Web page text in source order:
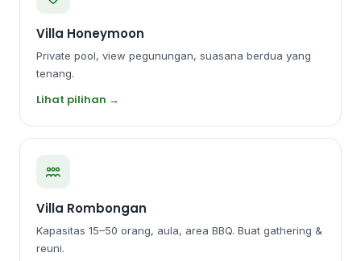
Villa Honeymoon
Private pool, view pegunungan, suasana berdua yang
tenang.
Lihat pilihan →
Villa Rombongan
Kapasitas 15–50 orang, aula, area BBQ. Buat gathering &
reuni.